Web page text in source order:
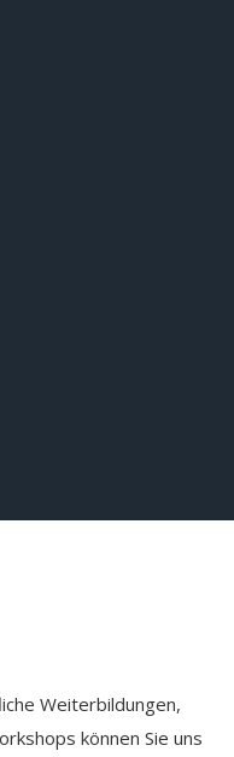
Weiterbildungen,
können Sie uns